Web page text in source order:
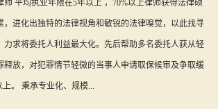
师 平均执业年限在5年以上 ，70%以上律师获得法律硕
，进化出独特的法律视角和敏锐的法律嗅觉，以此找寻
力求将委托人利益最大化。先后帮助多名委托人获从轻
释放，对犯罪情节轻微的当事人申请取保候审及争取缓
。 秉承专业化、规模...